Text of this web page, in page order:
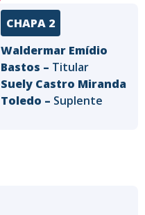
CHAPA 2
Waldermar Emídio
Bastos – Titular
Suely Castro Miranda
Toledo – Suplente